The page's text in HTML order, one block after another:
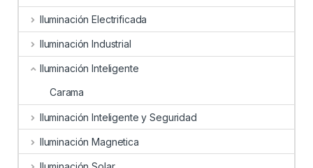
Iluminación Electrificada
Iluminación Industrial
Iluminación Inteligente
Carama
Iluminación Inteligente y Seguridad
Iluminación Magnetica